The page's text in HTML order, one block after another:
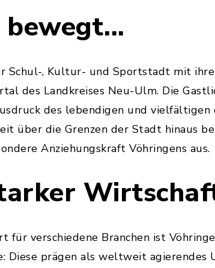
Schul-, Kultur- und Sportstadt mit
des Landkreises Neu-Ulm. Die
des lebendigen und
über die Grenzen der Stadt hinaus
Anziehungskraft Vöhringens aus.
für verschiedene Branchen ist
Diese prägen als weltweit agierendes